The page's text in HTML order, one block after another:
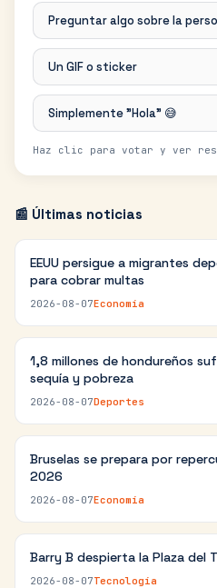
Preguntar algo sobre la
Un GIF o sticker
Simplemente "Hola" 😅
Haz clic para votar y ver
📰 Últimas noticias
EEUU persigue a migrantes
para cobrar multas
2026-08-07Economía
1,8 millones de hondureños
sequía y pobreza
2026-08-07Deportes
Bruselas se prepara por
2026
2026-08-07Economía
Barry B despierta la Plaza del
2026-08-07Tecnología